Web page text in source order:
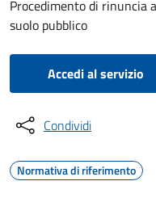
Procedimento di rinuncia
suolo pubblico
Accedi al servizio
Condividi
Normativa di riferimento